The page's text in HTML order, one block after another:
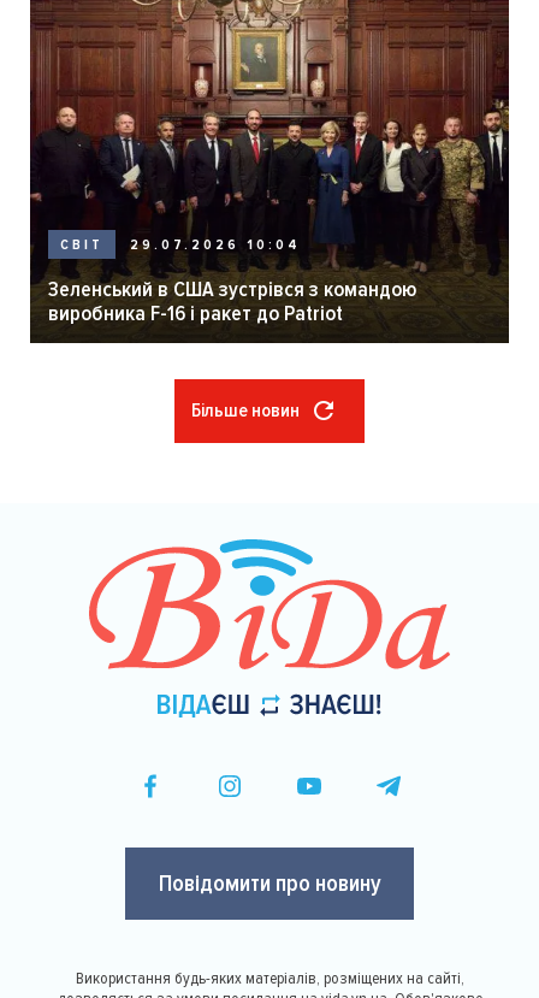
СВІТ 29.07.2026 10:04
Зеленський в США зустрівся з командою
виробника F-16 і ракет до Patriot
Більше новин
Повідомити про новину
Використання будь-яких матеріалів, розміщених на сайті,